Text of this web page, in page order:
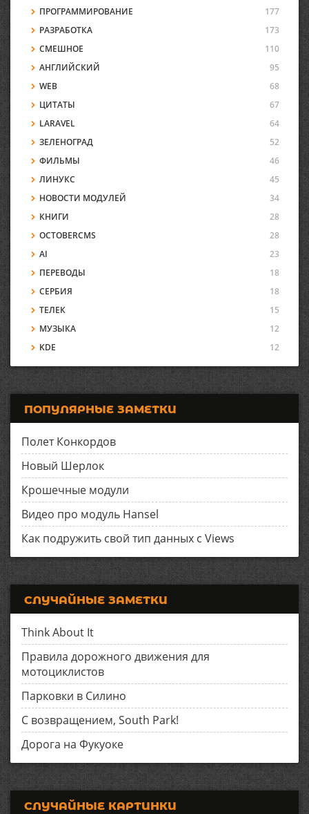
ПРОГРАММИРОВАНИЕ
177
РАЗРАБОТКА
173
СМЕШНОЕ
110
АНГЛИЙСКИЙ
95
WEB
68
ЦИТАТЫ
67
LARAVEL
64
ЗЕЛЕНОГРАД
52
ФИЛЬМЫ
46
ЛИНУКС
45
НОВОСТИ МОДУЛЕЙ
34
КНИГИ
28
OCTOBERCMS
28
AI
23
ПЕРЕВОДЫ
18
СЕРБИЯ
18
ТЕЛЕК
15
МУЗЫКА
12
KDE
12
ПОПУЛЯРНЫЕ ЗАМЕТКИ
Полет Конкордов
Новый Шерлок
Крошечные модули
Видео про модуль Hansel
Как подружить свой тип данных с Views
СЛУЧАЙНЫЕ ЗАМЕТКИ
Think About It
Правила дорожного движения для
мотоциклистов
Парковки в Силино
С возвращением, South Park!
Дорога на Фукуоке
СЛУЧАЙНЫЕ КАРТИНКИ